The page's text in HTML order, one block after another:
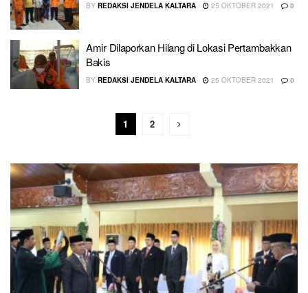
BY REDAKSI JENDELA KALTARA 25 OKTOBER 2021 0
Amir Dilaporkan Hilang di Lokasi Pertambakkan
Bakis
BY REDAKSI JENDELA KALTARA 25 OKTOBER 2021 0
1 2